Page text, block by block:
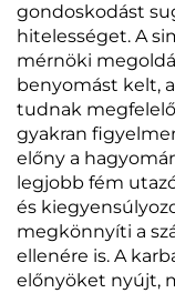
gondoskodást
hitelességet. A
mérnöki
benyomást kelt,
tudnak
gyakran
előny a
legjobb fém
és
megkönnyíti a
ellenére is. A
előnyöket nyújt,